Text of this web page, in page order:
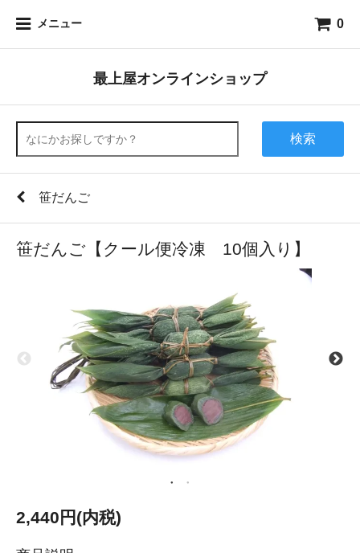
メニュー 0
最上屋オンラインショップ
検索
笹だんご
笹だんご【クール便冷凍 10個入り】
2,440円(内税)